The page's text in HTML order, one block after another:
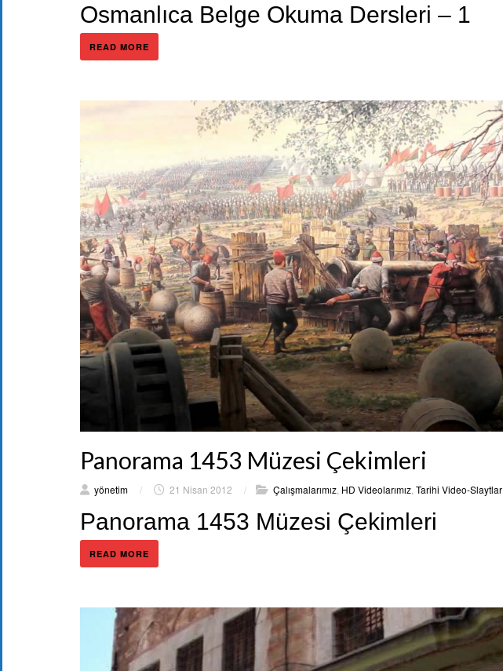
Osmanlıca Belge Okuma Dersleri – 1
READ MORE
Panorama 1453 Müzesi Çekimleri
yönetim / 21 Nisan 2012 / Çalışmalarımız HD Videolarımız Tarihi Video-Slaytlar
Panorama 1453 Müzesi Çekimleri
READ MORE